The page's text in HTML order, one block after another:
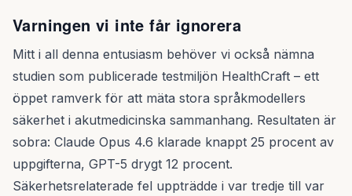
Varningen vi inte får ignorera
Mitt i all denna entusiasm behöver vi också nämna
studien som publicerade testmiljön HealthCraft – ett
öppet ramverk för att mäta stora språkmodellers
säkerhet i akutmedicinska sammanhang. Resultaten är
sobra: Claude Opus 4.6 klarade knappt 25 procent av
uppgifterna, GPT-5 drygt 12 procent.
Säkerhetsrelaterade fel uppträdde i var tredje till var